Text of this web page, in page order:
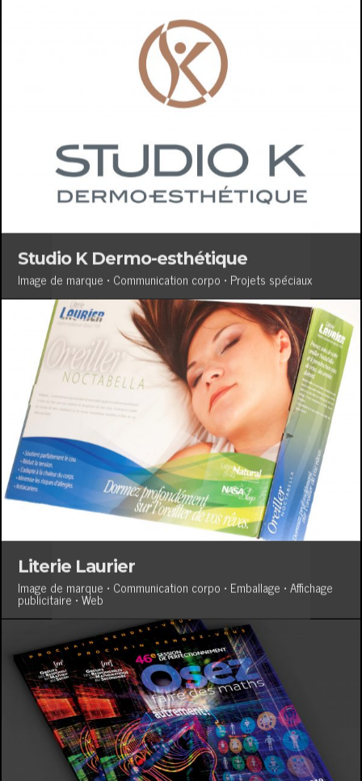
Studio K Dermo-esthétique
Image de marque • Communication corpo • Projets spéciaux
Literie Laurier
Image de marque • Communication corpo • Emballage • Affichage
publicitaire • Web